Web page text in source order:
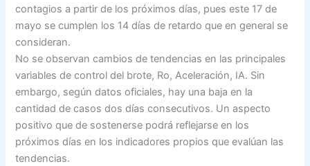
contagios a partir de los próximos días, pues este 17 de
mayo se cumplen los 14 días de retardo que en general se
consideran.
No se observan cambios de tendencias en las principales
variables de control del brote, Ro, Aceleración, IA. Sin
embargo, según datos oficiales, hay una baja en la
cantidad de casos dos días consecutivos. Un aspecto
positivo que de sostenerse podrá reflejarse en los
próximos días en los indicadores propios que evalúan las
tendencias.